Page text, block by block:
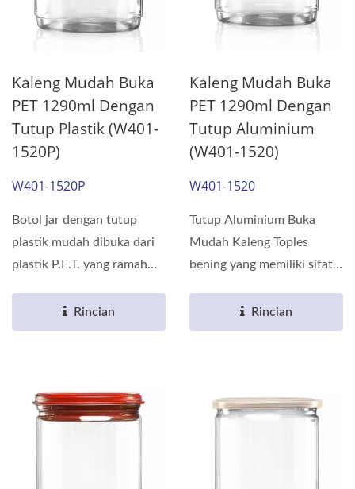
Kaleng Mudah Buka
PET 1290ml Dengan
Tutup Plastik (W401-
1520P)
W401-1520P
Botol jar dengan tutup
plastik mudah dibuka dari
plastik P.E.T. yang ramah
Rincian
Kaleng Mudah Buka
PET 1290ml Dengan
Tutup Aluminium
(W401-1520)
W401-1520
Tutup Aluminium Buka
Mudah Kaleng Toples
bening yang memiliki sifat
Rincian